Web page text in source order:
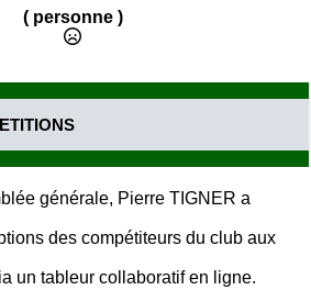
( personne )
générale, Pierre TIGNER a
des compétiteurs du club aux
un tableur collaboratif en ligne.